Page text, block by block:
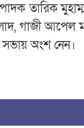
তারিক
গাজী
সভায় অংশ নেন।